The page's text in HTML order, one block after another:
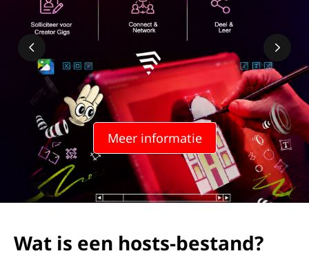
-
Meer informatie
Wat is een hosts-bestand?